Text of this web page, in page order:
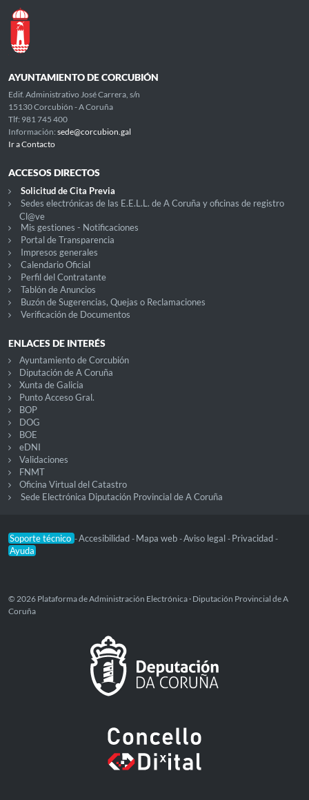
AYUNTAMIENTO DE CORCUBIÓN
Edif. Administrativo José Carrera, s/n
15130 Corcubión - A Coruña
Tlf: 981 745 400
Información: sede@corcubion.gal
Ir a Contacto
ACCESOS DIRECTOS
Solicitud de Cita Previa
Sedes electrónicas de las E.E.L.L. de A Coruña y oficinas de registro
Cl@ve
Mis gestiones - Notificaciones
Portal de Transparencia
Impresos generales
Calendario Oficial
Perfil del Contratante
Tablón de Anuncios
Buzón de Sugerencias, Quejas o Reclamaciones
Verificación de Documentos
ENLACES DE INTERÉS
Ayuntamiento de Corcubión
Diputación de A Coruña
Xunta de Galicia
Punto Acceso Gral.
BOP
DOG
BOE
eDNI
Validaciones
FNMT
Oficina Virtual del Catastro
Sede Electrónica Diputación Provincial de A Coruña
Soporte técnico -Accesibilidad - Mapa web -Aviso legal - Privacidad -
Ayuda
© 2026 Plataforma de Administración Electrónica · Diputación Provincial de A
Coruña